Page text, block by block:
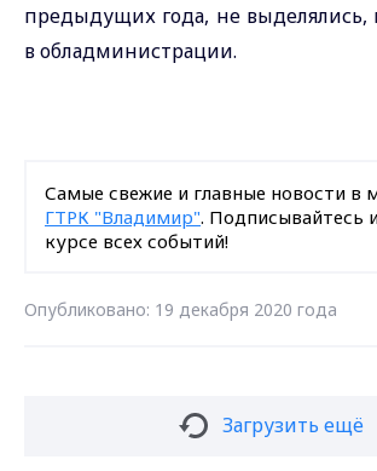
предыдущих года, не выделялись,
в обладминистрации.
Самые свежие и главные новости в
ГТРК "Владимир". Подписывайтесь
курсе всех событий!
Опубликовано: 19 декабря 2020 года
Загрузить ещё